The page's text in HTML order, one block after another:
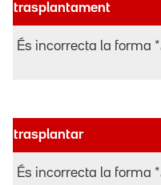
trasplantament
És incorrecta la forma *
trasplantar
És incorrecta la forma *